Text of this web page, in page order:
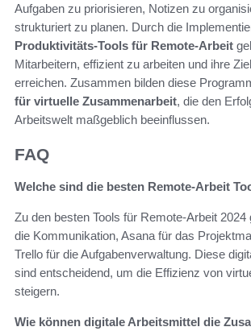
Aufgaben zu priorisieren, Notizen zu
strukturiert zu planen. Durch die
Produktivitäts-Tools für Remote-Arbeit
Mitarbeitern, effizient zu arbeiten und ihre
erreichen. Zusammen bilden diese
für virtuelle Zusammenarbeit, die den
Arbeitswelt maßgeblich beeinflussen.
FAQ
Welche sind die besten Remote-Arbeit
Zu den besten Tools für Remote-Arbeit
die Kommunikation, Asana für das
Trello für die Aufgabenverwaltung. Diese
sind entscheidend, um die Effizienz von
steigern.
Wie können digitale Arbeitsmittel die